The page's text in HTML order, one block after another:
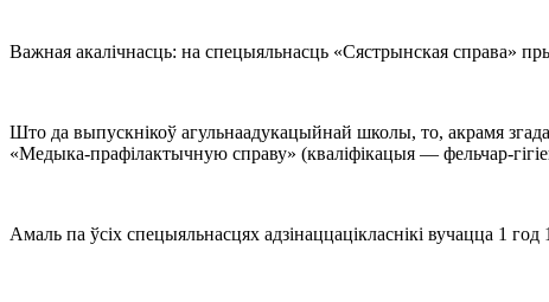
Важная акалічнасць: на спецыяльнасць «Сястрынская справа»
Што да выпускнікоў агульнаадукацыйнай школы, то, акрамя
«Медыка-прафілактычную справу» (кваліфікацыя — фельчар-
Амаль па ўсіх спецыяльнасцях адзінаццацікласнікі вучацца 1